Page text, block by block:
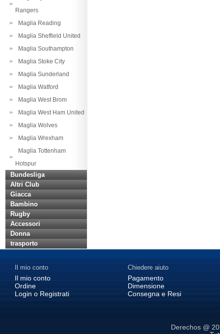
Rangers
Maglia Reading
Maglia Sheffield United
Maglia Southampton
Maglia Stoke City
Maglia Sunderland
Maglia Watford
Maglia West Brom
Maglia West Ham United
Maglia Wolves
Maglia Wrexham
Maglia Tottenham
Hotspur
Bundesliga
Altri Club
Giacca
Bambino
Rugby
Accessori
Donna
trasporto
Il mio conto
Il mio conto
Ordine
Login o Registrati
Chiedere aiuto
Pagamento
Dimensione
Consegna e Resi
Derechos @